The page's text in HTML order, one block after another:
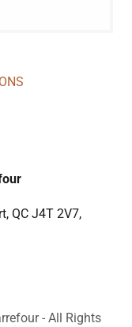
QC J4T 2V7,
- All Rights